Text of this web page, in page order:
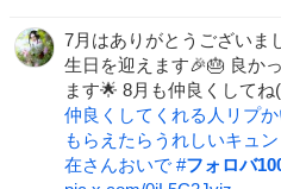
7月はありがとうござい
生日を迎えます🎉🎂 良か
ます🌟 8月も仲良くして
仲良くしてくれる人リプ
もらえたらうれしいキュン
在さんおいで #フォロバ